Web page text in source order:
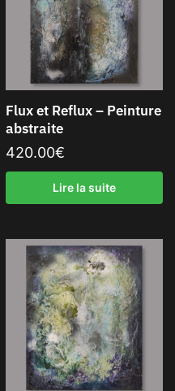
Flux et Reflux – Peinture
abstraite
420.00€
Lire la suite